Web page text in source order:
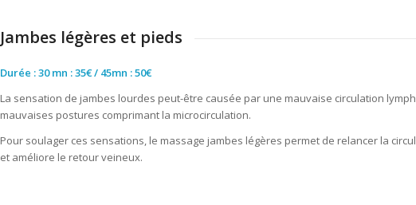
Jambes légères et pieds
Durée : 30 mn : 35€ / 45mn : 50€
La sensation de jambes lourdes peut-être causée par une mauvaise circulation
mauvaises postures comprimant la microcirculation.
Pour soulager ces sensations, le massage jambes légères permet de relancer la
et améliore le retour veineux.